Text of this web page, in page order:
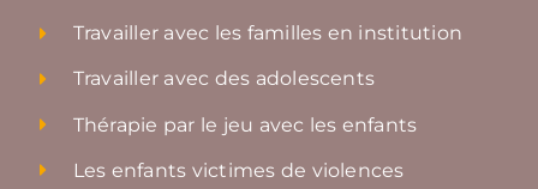
Travailler avec les familles en institution
Travailler avec des adolescents
Thérapie par le jeu avec les enfants
Les enfants victimes de violences